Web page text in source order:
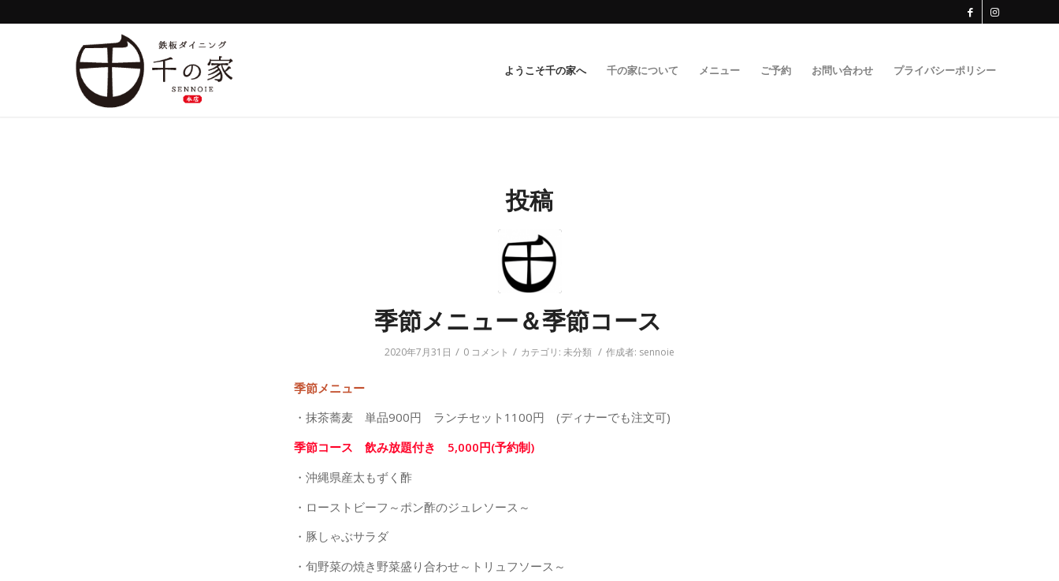
ようこそ千の家へ 千の家について メニュー ご予約 お問い合わせ プライバシーポリシー
投稿
季節メニュー＆季節コース
2020年7月31日 / 0 コメント / カテゴリ: 未分類 / 作成者: sennoie
季節メニュー
・抹茶蕎麦 単品900円 ランチセット1100円 (ディナーでも注文可)
季節コース 飲み放題付き 5,000円(予約制)
・沖縄県産太もずく酢
・ローストビーフ～ポン酢のジュレソース～
・豚しゃぶサラダ
・旬野菜の焼き野菜盛り合わせ～トリュフソース～